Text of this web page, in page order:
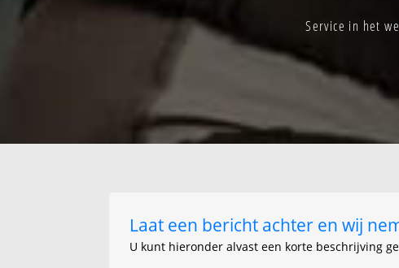
Service in het
Laat een bericht achter en wij
U kunt hieronder alvast een korte beschrijving